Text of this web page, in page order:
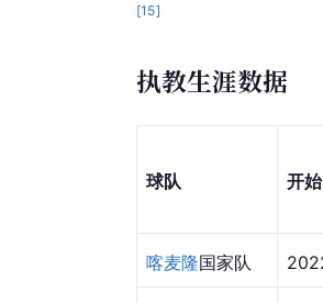
[15]
执教生涯数据
球队 开始
喀麦隆国家队